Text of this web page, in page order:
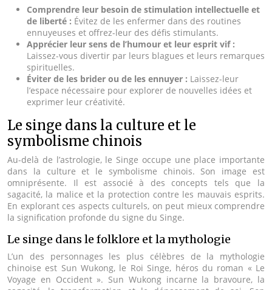
Comprendre leur besoin de stimulation intellectuelle et
de liberté : Évitez de les enfermer dans des routines
ennuyeuses et offrez-leur des défis stimulants.
Apprécier leur sens de l’humour et leur esprit vif :
Laissez-vous divertir par leurs blagues et leurs remarques
spirituelles.
Éviter de les brider ou de les ennuyer : Laissez-leur
l’espace nécessaire pour explorer de nouvelles idées et
exprimer leur créativité.
Le singe dans la culture et le
symbolisme chinois
Au-delà de l’astrologie, le Singe occupe une place importante
dans la culture et le symbolisme chinois. Son image est
omniprésente. Il est associé à des concepts tels que la
sagacité, la malice et la protection contre les mauvais esprits.
En explorant ces aspects culturels, on peut mieux comprendre
la signification profonde du signe du Singe.
Le singe dans le folklore et la mythologie
L’un des personnages les plus célèbres de la mythologie
chinoise est Sun Wukong, le Roi Singe, héros du roman « Le
Voyage en Occident ». Sun Wukong incarne la bravoure, la